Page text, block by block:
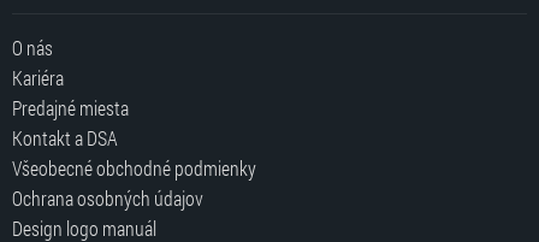
O nás
Kariéra
Predajné miesta
Kontakt a DSA
Všeobecné obchodné podmienky
Ochrana osobných údajov
Design logo manuál